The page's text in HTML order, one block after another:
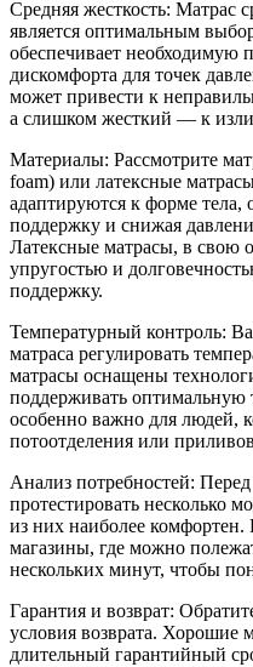
Средняя жесткость: Матрас
является оптимальным
обеспечивает необходимую
дискомфорта для точек
может привести к
а слишком жесткий — к
Материалы: Рассмотрите
foam) или латексные
адаптируются к форме
поддержку и снижая
Латексные матрасы, в свою
упругостью и
поддержку.
Температурный контроль:
матраса регулировать
матрасы оснащены
поддерживать оптимальную
особенно важно для людей,
потоотделения или
Анализ потребностей:
протестировать несколько
из них наиболее
магазины, где можно
нескольких минут, чтобы
Гарантия и возврат:
условия возврата. Хорошие
длительный гарантийный